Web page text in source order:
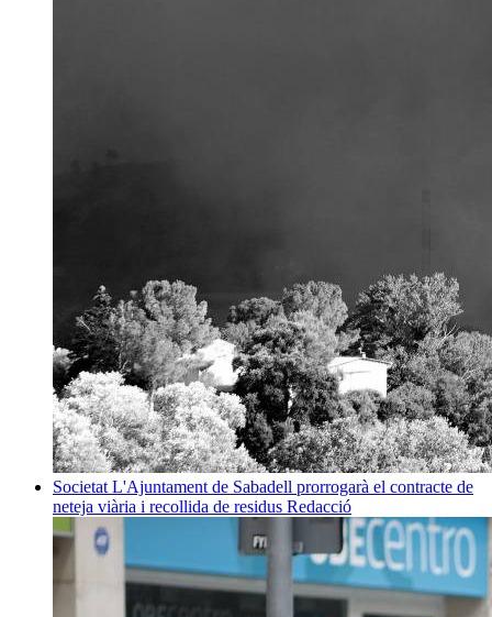
Societat L'Ajuntament de Sabadell prorrogarà el contracte de
neteja viària i recollida de residus Redacció